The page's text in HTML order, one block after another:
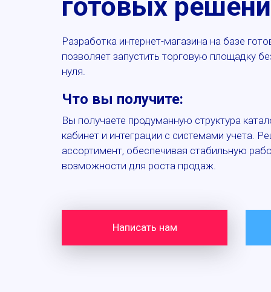
Разработка интернет-магазина на базе
позволяет запустить торговую площадку
нуля.
Что вы получите:
Вы получаете продуманную структура
кабинет и интеграции с системами учета.
ассортимент, обеспечивая стабильную
возможности для роста продаж.
Написать нам